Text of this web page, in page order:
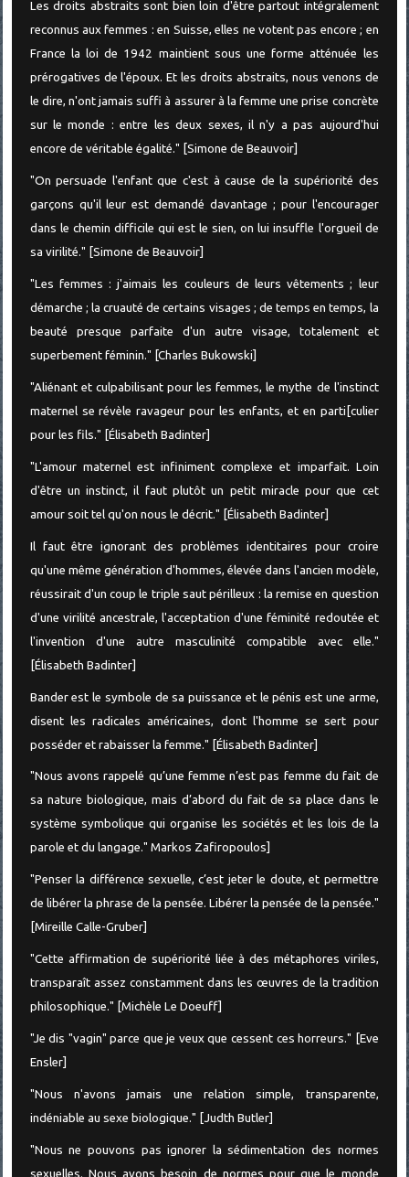
Les droits abstraits sont bien loin d'être partout intégralement
reconnus aux femmes : en Suisse, elles ne votent pas encore ; en
France la loi de 1942 maintient sous une forme atténuée les
prérogatives de l'époux. Et les droits abstraits, nous venons de
le dire, n'ont jamais suffi à assurer à la femme une prise concrète
sur le monde : entre les deux sexes, il n'y a pas aujourd'hui
encore de véritable égalité." [Simone de Beauvoir]
"On persuade l'enfant que c'est à cause de la supériorité des
garçons qu'il leur est demandé davantage ; pour l'encourager
dans le chemin difficile qui est le sien, on lui insuffle l'orgueil de
sa virilité." [Simone de Beauvoir]
"Les femmes : j'aimais les couleurs de leurs vêtements ; leur
démarche ; la cruauté de certains visages ; de temps en temps, la
beauté presque parfaite d'un autre visage, totalement et
superbement féminin." [Charles Bukowski]
"Aliénant et culpabilisant pour les femmes, le mythe de l'instinct
maternel se révèle ravageur pour les enfants, et en parti[culier
pour les fils." [Élisabeth Badinter]
"L'amour maternel est infiniment complexe et imparfait. Loin
d'être un instinct, il faut plutôt un petit miracle pour que cet
amour soit tel qu'on nous le décrit." [Élisabeth Badinter]
Il faut être ignorant des problèmes identitaires pour croire
qu'une même génération d'hommes, élevée dans l'ancien modèle,
réussirait d'un coup le triple saut périlleux : la remise en question
d'une virilité ancestrale, l'acceptation d'une féminité redoutée et
l'invention d'une autre masculinité compatible avec elle."
[Élisabeth Badinter]
Bander est le symbole de sa puissance et le pénis est une arme,
disent les radicales américaines, dont l'homme se sert pour
posséder et rabaisser la femme." [Élisabeth Badinter]
"Nous avons rappelé qu’une femme n’est pas femme du fait de
sa nature biologique, mais d’abord du fait de sa place dans le
système symbolique qui organise les sociétés et les lois de la
parole et du langage." Markos Zafiropoulos]
"Penser la différence sexuelle, c’est jeter le doute, et permettre
de libérer la phrase de la pensée. Libérer la pensée de la pensée."
[Mireille Calle-Gruber]
"Cette affirmation de supériorité liée à des métaphores viriles,
transparaît assez constamment dans les œuvres de la tradition
philosophique." [Michèle Le Doeuff]
"Je dis "vagin" parce que je veux que cessent ces horreurs." [Eve
Ensler]
"Nous n'avons jamais une relation simple, transparente,
indéniable au sexe biologique." [Judth Butler]
"Nous ne pouvons pas ignorer la sédimentation des normes
sexuelles. Nous avons besoin de normes pour que le monde